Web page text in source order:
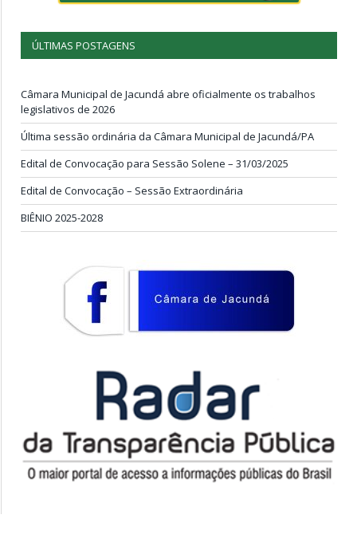
ÚLTIMAS POSTAGENS
Câmara Municipal de Jacundá abre oficialmente os trabalhos
legislativos de 2026
Última sessão ordinária da Câmara Municipal de Jacundá/PA
Edital de Convocação para Sessão Solene – 31/03/2025
Edital de Convocação – Sessão Extraordinária
BIÊNIO 2025-2028